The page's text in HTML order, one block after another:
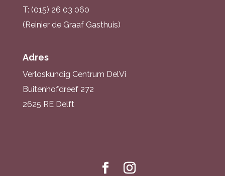
T: (015) 26 03 060
(Reinier de Graaf Gasthuis)
Adres
Verloskundig Centrum DelVi
Buitenhofdreef 272
2625 RE Delft